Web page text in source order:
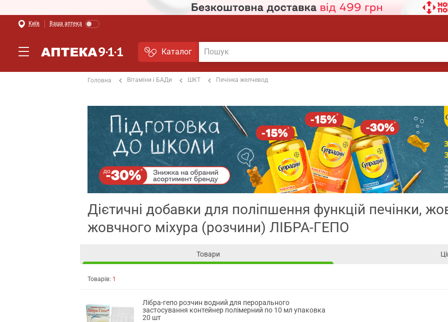
Київ Ваша аптека
Каталог
Головна Вітаміни і БАДи ШКТ Печінка желчевод
Дієтичні добавки для поліпшення функцій печінки,
жовчного міхура (розчини) ЛІБРА-ГЕПО
Товари
Товарів: 1
Лібра-гепо розчин водний для перорального
застосування контейнер полімерний по 10 мл упаковка
20 шт